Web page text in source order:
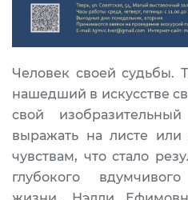
Человек своей судьбы.
нашедший в искусстве
свой
выражать на листе или
чувствам, что стало
глубокого